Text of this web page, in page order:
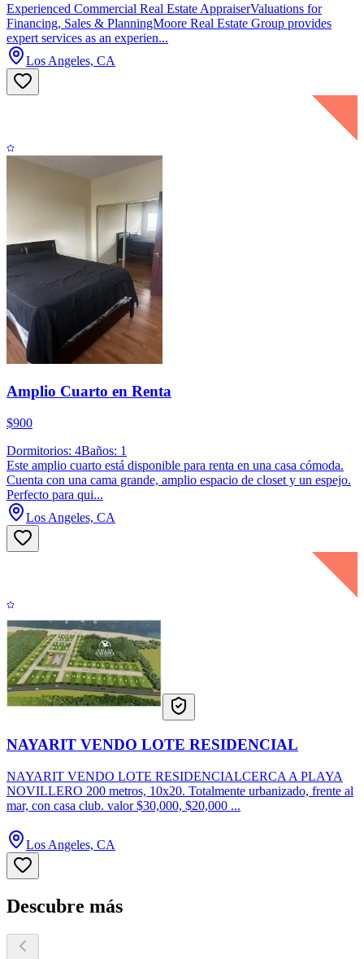
Experienced Commercial Real Estate AppraiserValuations for
Financing, Sales & PlanningMoore Real Estate Group provides
expert services as an experien...
Los Angeles, CA
Amplio Cuarto en Renta
$900
Dormitorios: 4Baños: 1
Este amplio cuarto está disponible para renta en una casa cómoda.
Cuenta con una cama grande, amplio espacio de closet y un espejo.
Perfecto para qui...
Los Angeles, CA
NAYARIT VENDO LOTE RESIDENCIAL
NAYARIT VENDO LOTE RESIDENCIALCERCA A PLAYA
NOVILLERO 200 metros, 10x20. Totalmente urbanizado, frente al
mar, con casa club. valor $30,000, $20,000 ...
Los Angeles, CA
Descubre más